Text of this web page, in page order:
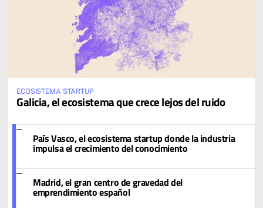
ECOSISTEMA STARTUP
Galicia, el ecosistema que crece lejos del ruido
País Vasco, el ecosistema startup donde la industria
impulsa el crecimiento del conocimiento
Madrid, el gran centro de gravedad del
emprendimiento español